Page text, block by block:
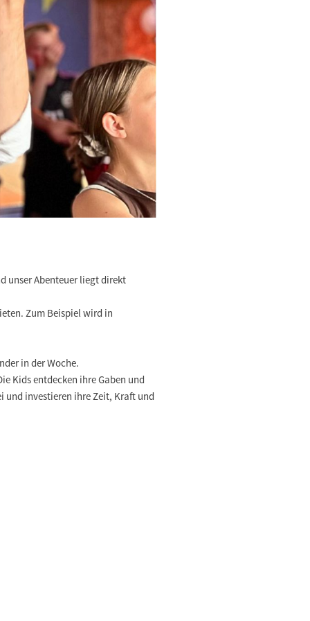
unser Abenteuer liegt direkt
Zum Beispiel wird in
in der Woche.
Kids entdecken ihre Gaben und
und investieren ihre Zeit, Kraft und